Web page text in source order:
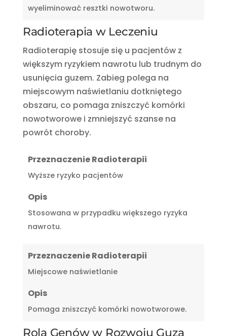
wyeliminować resztki nowotworu.
Radioterapia w Leczeniu
Radioterapię stosuje się u pacjentów z
większym ryzykiem nawrotu lub trudnym do
usunięcia guzem. Zabieg polega na
miejscowym naświetlaniu dotkniętego
obszaru, co pomaga zniszczyć komórki
nowotworowe i zmniejszyć szanse na
powrót choroby.
Przeznaczenie Radioterapii
Wyższe ryzyko pacjentów
Opis
Stosowana w przypadku większego ryzyka
nawrotu.
Przeznaczenie Radioterapii
Miejscowe naświetlanie
Opis
Pomaga zniszczyć komórki nowotworowe.
Rola Genów w Rozwoju Guza